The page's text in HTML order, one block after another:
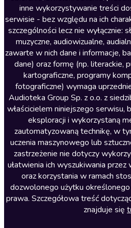
Literatura faktu
Literatura obyczajowa
Literatura piękna obca
Literatura piękna polska
Nagrania relaksacyjne
Nauka języków
Nauki humanistyczne
Podcasty i audycje
Polityka
Prasa
Religia
Romans
inne wykorzystywanie treści
serwisie - bez względu na ich
szczególności lecz nie wyłącznie:
muzyczne, audiowizualne,
zawarte w nich dane i informacje,
dane) oraz formę (np. literackie,
kartograficzne, programy
fotograficzne) wymaga
Audioteka Group Sp. z o.o. z
właścicielem niniejszego serwisu,
eksploracji i wykorzystaną
zautomatyzowaną technikę, w
uczenia maszynowego lub
zastrzeżenie nie dotyczy
ułatwienia ich wyszukiwania
oraz korzystania w ramach
dozwolonego użytku
prawa. Szczegółowa treść
znajduje się